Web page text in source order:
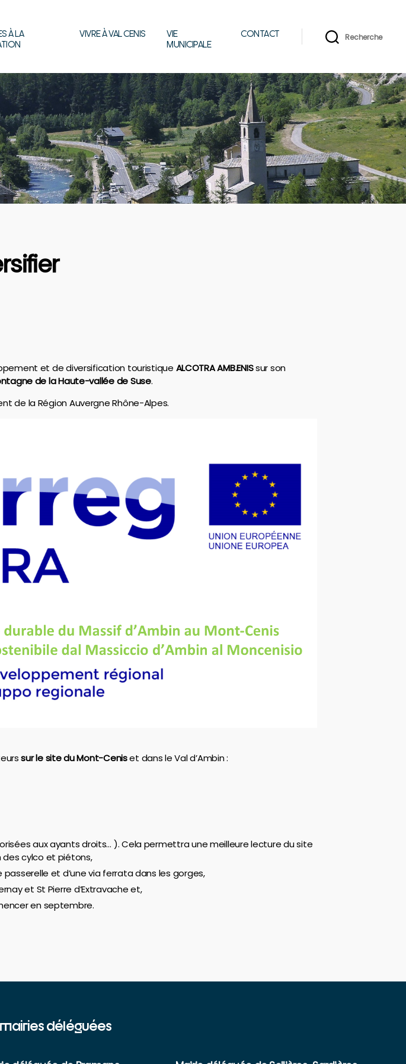
À LA
VIVRE À VAL CENIS
VIE
MUNICIPALE
CONTACT Recherche
et de diversification touristique ALCOTRA AMB.ENISsur son
de la Haute-vallée de Suse.
de la Région Auvergne Rhône-Alpes.
sur le site du Mont-Ceniset dans le Val d’Ambin :
aux ayants droits… ). Cela permettra une meilleure lecture du site
cylco et piétons,
passerelle et d’une via ferrata dans les gorges,
et St Pierre d’Extravache et,
en septembre.
déléguées